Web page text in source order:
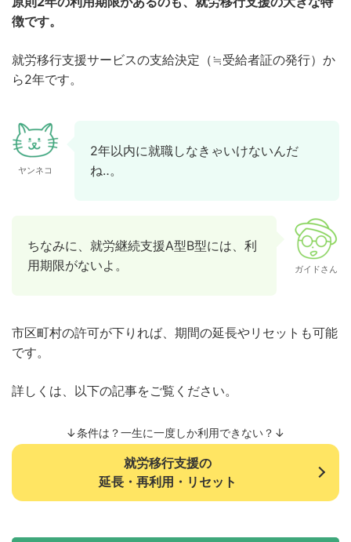
徴です。
就労移行支援サービスの支給決定（≒受給者証の発行）か
ら2年です。
ヤンネコ
2年以内に就職しなきゃいけないんだ
ね‥。
ちなみに、就労継続支援A型B型には、利
用期限がないよ。
ガイドさん
市区町村の許可が下りれば、期間の延長やリセットも可能
です。
詳しくは、以下の記事をご覧ください。
↓条件は？一生に一度しか利用できない？↓
就労移行支援の
延長・再利用・リセット